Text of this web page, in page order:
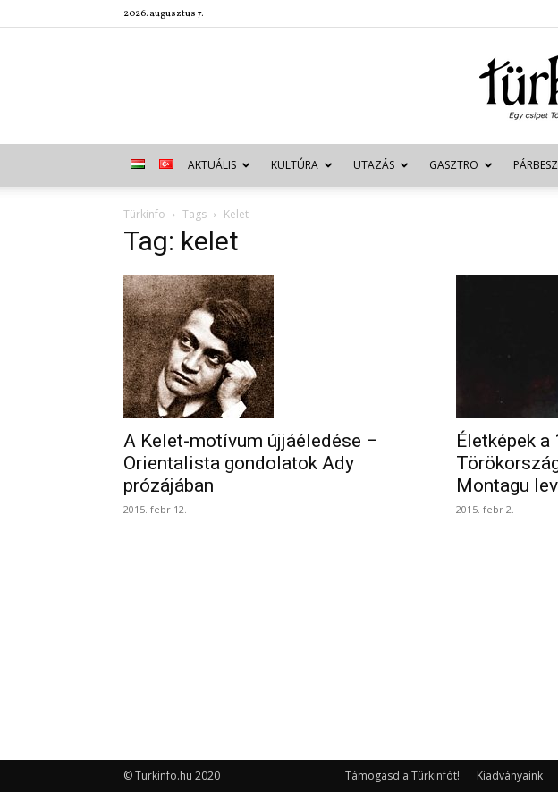
2026. augusztus 7.
AKTUÁLIS KULTÚRA UTAZÁS GASZTRO
Türkinfo Tags Kelet
Tag: kelet
A Kelet-motívum újjáéledése –
Orientalista gondolatok Ady
prózájában
2015. febr 12.
Életképek a
Montagu
2015. febr 2.
Támogasd a Türkinfót! Kiadványaink
© Turkinfo.hu 2020